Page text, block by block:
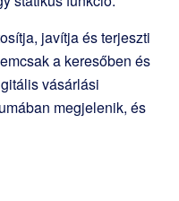
javítja és terjeszti
a keresőben és
vásárlási
megjelenik, és